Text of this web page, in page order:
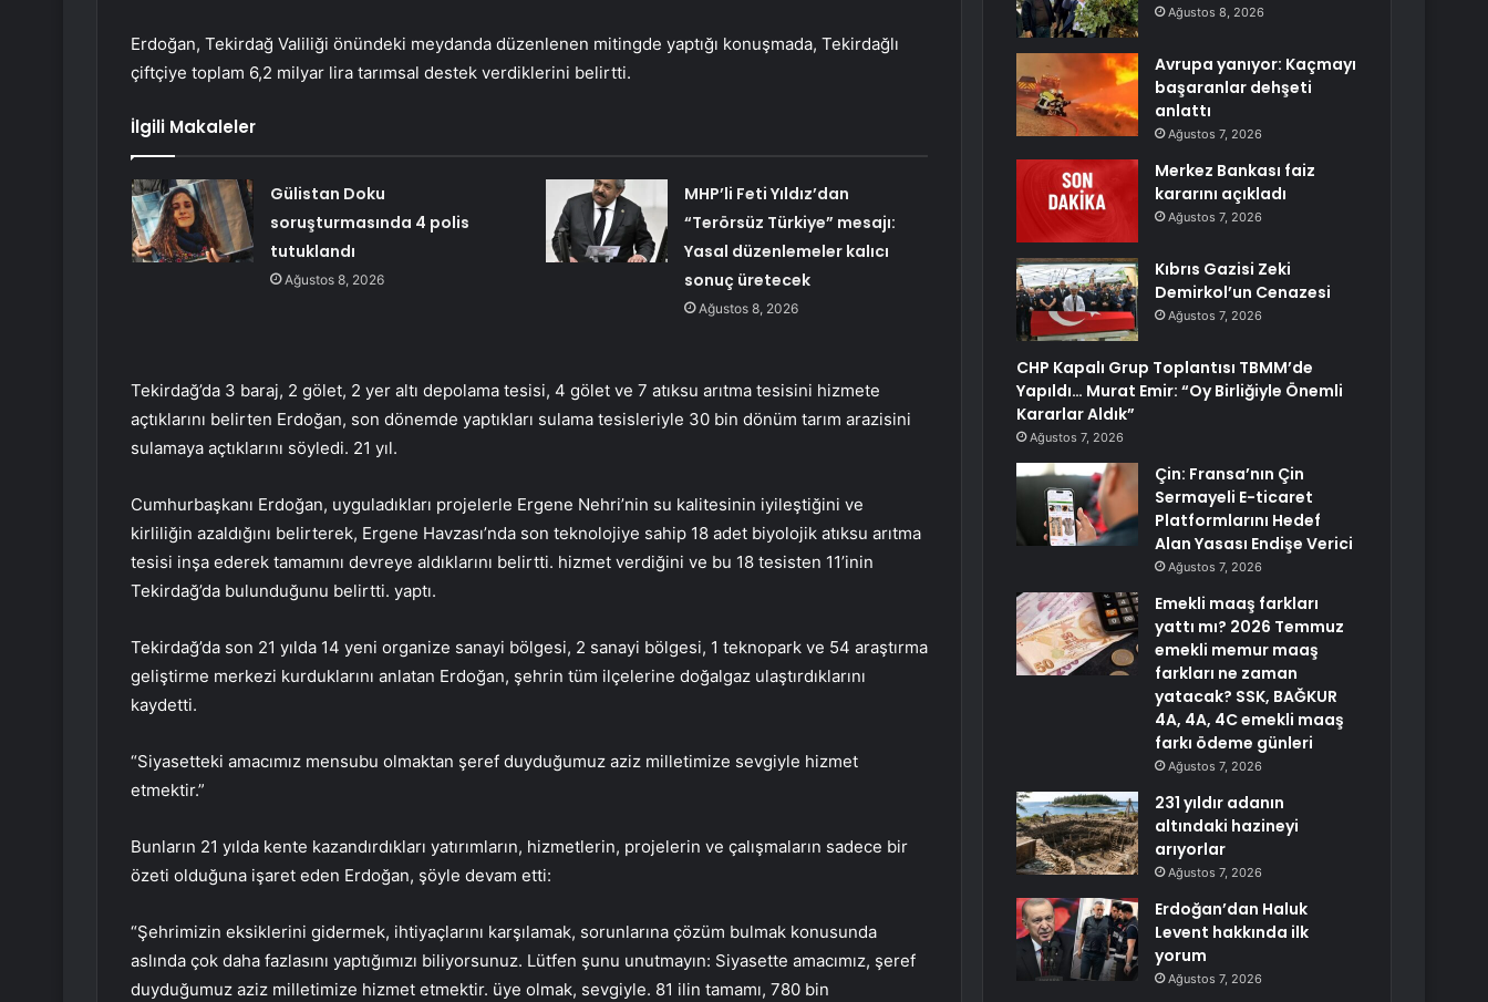
Erdoğan, Tekirdağ Valiliği önündeki meydanda düzenlenen mitingde yaptığı konuşmada, Tekirdağlı
çiftçiye toplam 6,2 milyar lira tarımsal destek verdiklerini belirtti.
İlgili Makaleler
Gülistan Doku
soruşturmasında 4 polis
tutuklandı
Ağustos 8, 2026
MHP’li Feti Yıldız’dan
“Terörsüz Türkiye” mesajı:
Yasal düzenlemeler kalıcı
sonuç üretecek
Ağustos 8, 2026
Tekirdağ’da 3 baraj, 2 gölet, 2 yer altı depolama tesisi, 4 gölet ve 7 atıksu arıtma tesisini hizmete
açtıklarını belirten Erdoğan, son dönemde yaptıkları sulama tesisleriyle 30 bin dönüm tarım arazisini
sulamaya açtıklarını söyledi. 21 yıl.
Cumhurbaşkanı Erdoğan, uyguladıkları projelerle Ergene Nehri’nin su kalitesinin iyileştiğini ve
kirliliğin azaldığını belirterek, Ergene Havzası’nda son teknolojiye sahip 18 adet biyolojik atıksu arıtma
tesisi inşa ederek tamamını devreye aldıklarını belirtti. hizmet verdiğini ve bu 18 tesisten 11’inin
Tekirdağ’da bulunduğunu belirtti. yaptı.
Tekirdağ’da son 21 yılda 14 yeni organize sanayi bölgesi, 2 sanayi bölgesi, 1 teknopark ve 54 araştırma
geliştirme merkezi kurduklarını anlatan Erdoğan, şehrin tüm ilçelerine doğalgaz ulaştırdıklarını
kaydetti.
“Siyasetteki amacımız mensubu olmaktan şeref duyduğumuz aziz milletimize sevgiyle hizmet
etmektir.”
Bunların 21 yılda kente kazandırdıkları yatırımların, hizmetlerin, projelerin ve çalışmaların sadece bir
özeti olduğuna işaret eden Erdoğan, şöyle devam etti:
“Şehrimizin eksiklerini gidermek, ihtiyaçlarını karşılamak, sorunlarına çözüm bulmak konusunda
aslında çok daha fazlasını yaptığımızı biliyorsunuz. Lütfen şunu unutmayın: Siyasette amacımız, şeref
duyduğumuz aziz milletimize hizmet etmektir. üye olmak, sevgiyle. 81 ilin tamamı, 780 bin
Ağustos 8, 2026
Avrupa yanıyor: Kaçmayı
başaranlar dehşeti
anlattı
Ağustos 7, 2026
Merkez Bankası faiz
kararını açıkladı
Ağustos 7, 2026
Kıbrıs Gazisi Zeki
Demirkol’un Cenazesi
Ağustos 7, 2026
CHP Kapalı Grup Toplantısı TBMM’de
Yapıldı… Murat Emir: “Oy Birliğiyle Önemli
Kararlar Aldık”
Ağustos 7, 2026
Çin: Fransa’nın Çin
Sermayeli E-ticaret
Platformlarını Hedef
Alan Yasası Endişe Verici
Ağustos 7, 2026
Emekli maaş farkları
yattı mı? 2026 Temmuz
emekli memur maaş
farkları ne zaman
yatacak? SSK, BAĞKUR
4A, 4A, 4C emekli maaş
farkı ödeme günleri
Ağustos 7, 2026
231 yıldır adanın
altındaki hazineyi
arıyorlar
Ağustos 7, 2026
Erdoğan’dan Haluk
Levent hakkında ilk
yorum
Ağustos 7, 2026